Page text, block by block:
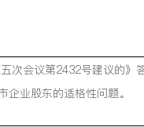
次会议第2432号建议的》
企业股东的适格性问题。